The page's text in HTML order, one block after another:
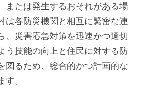
または発生するおそれがある場
は各防災機関と相互に緊密な連
、災害応急対策を迅速かつ適切
う技能の向上と住民に対する防
図るため、総合的かつ計画的な
す。